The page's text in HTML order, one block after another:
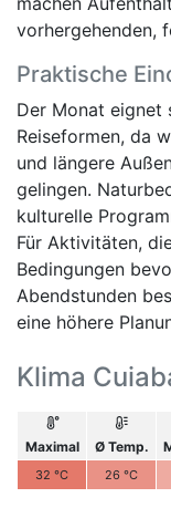
vorhergehenden,
Praktische
Der Monat
Reiseformen, da
und längere
gelingen.
kulturelle
Für Aktivitäten,
Bedingungen
Abendstunden
eine höhere
Klima
Maximal Ø Temp.
32 °C 26 °C